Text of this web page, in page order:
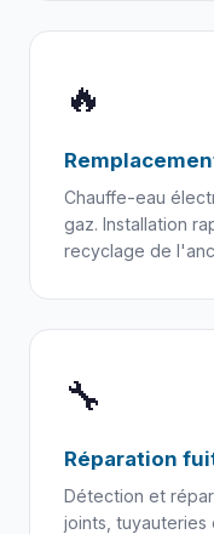
🔥
Chauffe-eau
gaz. Installation
recyclage de
🔧
Réparation
Détection et
joints, tuyauteries